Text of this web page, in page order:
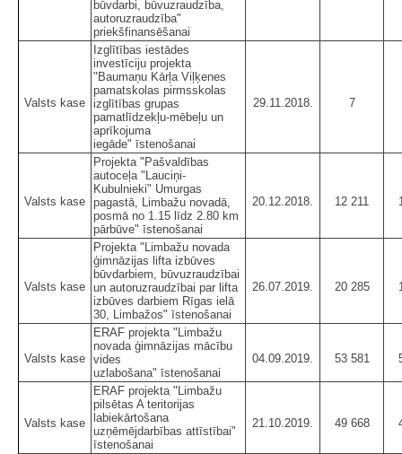
būvdarbi, būvuzraudzība,
autoruzraudzība"
priekšfinansēšanai
Valsts kase
Izglītības iestādes
investīciju projekta
"Baumaņu Kārļa Viļķenes
pamatskolas pirmsskolas
izglītības grupas
pamatlīdzekļu-mēbeļu un
aprīkojuma
iegāde" īstenošanai
29.11.2018. 7
Valsts kase
Projekta "Pašvaldības
autoceļa "Lauciņi-
Kubulnieki" Umurgas
pagastā, Limbažu novadā,
posmā no 1.15 līdz 2.80 km
pārbūve" īstenošanai
20.12.2018. 12 211
Valsts kase
Projekta "Limbažu novada
ģimnāzijas lifta izbūves
būvdarbiem, būvuzraudzībai
un autoruzraudzībai par lifta
izbūves darbiem Rīgas ielā
30, Limbažos" īstenošanai
26.07.2019. 20 285
Valsts kase
ERAF projekta "Limbažu
novada ģimnāzijas mācību
vides
uzlabošana" īstenošanai
04.09.2019. 53 581
Valsts kase
ERAF projekta "Limbažu
pilsētas A teritorijas
labiekārtošana
uzņēmējdarbības attīstībai"
īstenošanai
21.10.2019. 49 668